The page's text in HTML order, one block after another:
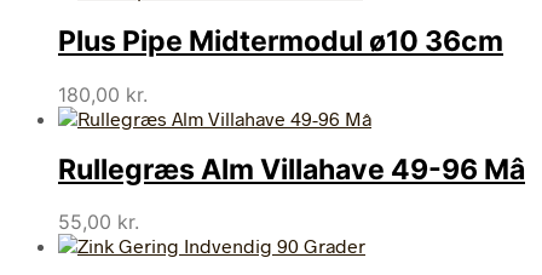
Plus Pipe Midtermodul ø10 36cm
180,00 kr.
Rullegræs Alm Villahave 49-96 Mâ
55,00 kr.